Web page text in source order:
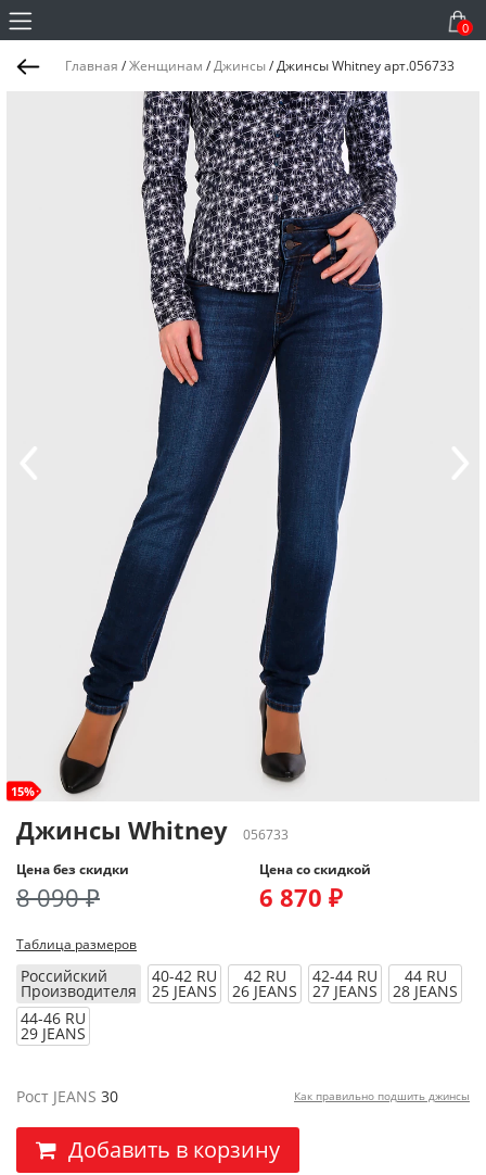
0
Главная /Женщинам /Джинсы/Джинсы Whitney арт.056733
15%
Джинсы Whitney
056733
Цена без скидки
8 090 ₽
Цена со скидкой
6 870 ₽
Таблица размеров
Российский
Производителя
40-42 RU
25 JEANS
42 RU
26 JEANS
42-44 RU
27 JEANS
44 RU
28 JEANS
44-46 RU
29 JEANS
Рост JEANS 30 Как правильно подшить джинсы
Добавить в корзину